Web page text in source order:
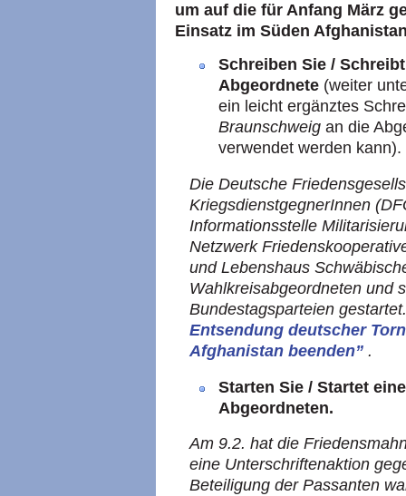
um auf die für Anfang März
Einsatz im Süden
Schreiben Sie /
Abgeordnete (weiter
ein leicht ergänztes
Braunschweig an die
verwendet werden kann).
Die Deutsche
KriegsdienstgegnerInnen
Informationsstelle
Netzwerk
und Lebenshaus
Wahlkreisabgeordneten und
Bundestagsparteien
Entsendung deutscher
Afghanistan beenden” .
Starten Sie / Startet
Abgeordneten.
Am 9.2. hat die
eine Unterschriftenaktion
Beteiligung der Passanten